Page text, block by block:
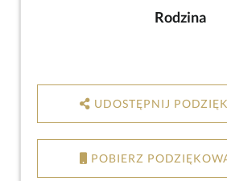
Rodzina
UDOSTĘPNIJ
POBIERZ